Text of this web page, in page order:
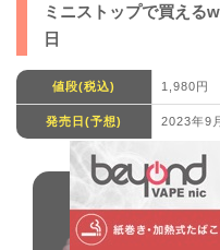
ミニストップで買える
日
値段(税込) 1,980円
発売日(予想) 2023年9
新作グローハ
スリム